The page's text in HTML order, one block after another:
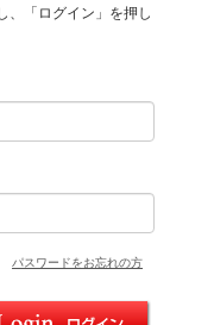
、「ログイン」を押し
パスワードをお忘れの方